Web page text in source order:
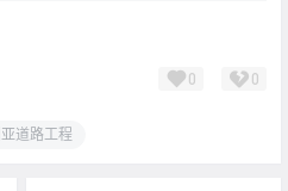
0 0
道路工程